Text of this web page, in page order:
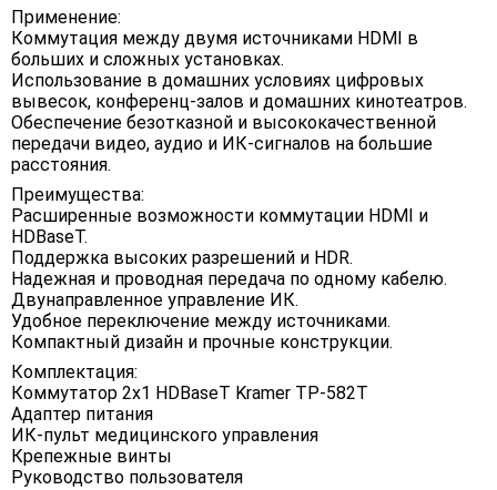
Применение:
Коммутация между двумя источниками HDMI в
больших и сложных установках.
Использование в домашних условиях цифровых
вывесок, конференц-залов и домашних кинотеатров.
Обеспечение безотказной и высококачественной
передачи видео, аудио и ИК-сигналов на большие
расстояния.
Преимущества:
Расширенные возможности коммутации HDMI и
HDBaseT.
Поддержка высоких разрешений и HDR.
Надежная и проводная передача по одному кабелю.
Двунаправленное управление ИК.
Удобное переключение между источниками.
Компактный дизайн и прочные конструкции.
Комплектация:
Коммутатор 2x1 HDBaseT Kramer TP-582T
Адаптер питания
ИК-пульт медицинского управления
Крепежные винты
Руководство пользователя